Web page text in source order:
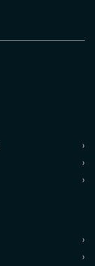
›
›
›
›
›